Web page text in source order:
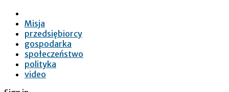
Misja
przedsiębiorcy
gospodarka
społeczeństwo
polityka
video